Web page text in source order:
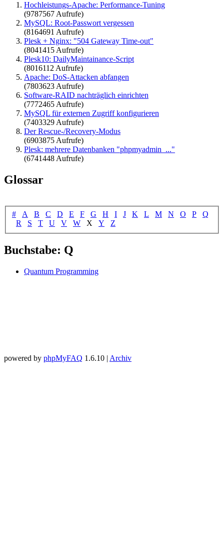
Hochleistungs-Apache: Performance-Tuning
(9787567 Aufrufe)
MySQL: Root-Passwort vergessen
(8164691 Aufrufe)
Plesk + Nginx: "504 Gateway Time-out"
(8041415 Aufrufe)
Plesk10: DailyMaintainance-Script
(8016112 Aufrufe)
Apache: DoS-Attacken abfangen
(7803623 Aufrufe)
Software-RAID nachträglich einrichten
(7772465 Aufrufe)
MySQL für externen Zugriff konfigurieren
(7403329 Aufrufe)
Der Rescue-/Recovery-Modus
(6903875 Aufrufe)
Plesk: mehrere Datenbanken "phpmyadmin_..."
(6741448 Aufrufe)
Glossar
# A B C D E F G H I J K L M N O P
Q
R
S T U V W X Y Z
Buchstabe: Q
Quantum Programming
powered by phpMyFAQ 1.6.10 | Archiv